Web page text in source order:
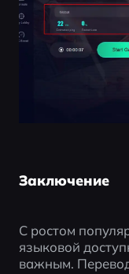
Заключение
С ростом
языковой
важным.